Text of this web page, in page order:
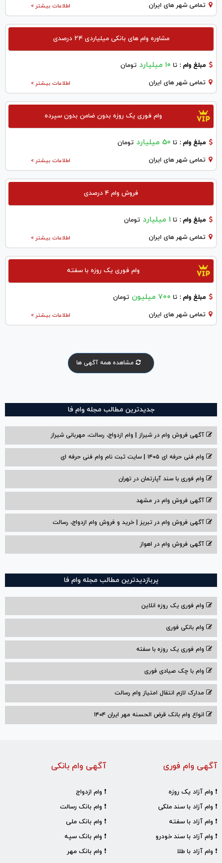
اطلاعات بیشتر > تمامی شهر های ایران
مشاوره وام های بانکی میلیاردی ۲۴ درصدی
مبلغ وام : تا ۱۰ میلیارد تومان
اطلاعات بیشتر > تمامی شهر های ایران
وام فوری یک روزه بدون ضامن بدون سپرده
مبلغ وام : تا 50 میلیارد تومان
اطلاعات بیشتر > تمامی شهر های ایران
فروش وام 4 درصدی
مبلغ وام : تا 1 میلیارد تومان
اطلاعات بیشتر > تمامی شهر های ایران
وام فوری یک روزه با سفته
مبلغ وام : تا 700 میلیون تومان
اطلاعات بیشتر > تمامی شهر های ایران
مشاهده همه آگهی ها
جدیدترین مطالب مجله وام فا
آگهی فروش وام در شیراز | وام ازدواج، رسالت، مهربانی شیراز
وام فنی حرفه ای ۱۴۰۵ | سایت ثبت نام وام فنی حرفه ای
وام فوری با سند آپارتمان در تهران
آگهی فروش وام در مشهد
آگهی فروش وام در تبریز | خرید و فروش وام ازدواج، رسالت
آگهی فروش وام در اهواز
پربازدیدترین مطالب مجله وام فا
وام فوری یک روزه انلاین
وام بانکی فوری
وام فوری یک روزه با سفته
وام با‌ چک صیادی‌ فوری
مدارک لازم انتقال امتیاز وام رسالت
انواع وام بانک قرض الحسنه مهر ایران ۱۴۰۴
آگهی وام بانکی
❗ وام ازدواج
❗ وام بانک رسالت
❗ وام بانک ملی
❗ وام بانک سپه
❗ وام بانک مهر
آگهی وام فوری
❗ وام آزاد یک روزه
❗ وام آزاد با سند ملکی
❗ وام آزاد با سفته
❗ وام آزاد با سند خودرو
❗ وام آزاد با طلا